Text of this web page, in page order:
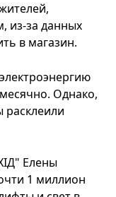
из-за данных
в магазин.
Однако,
расклеили
Елены
1 миллион